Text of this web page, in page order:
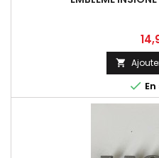
Prix

